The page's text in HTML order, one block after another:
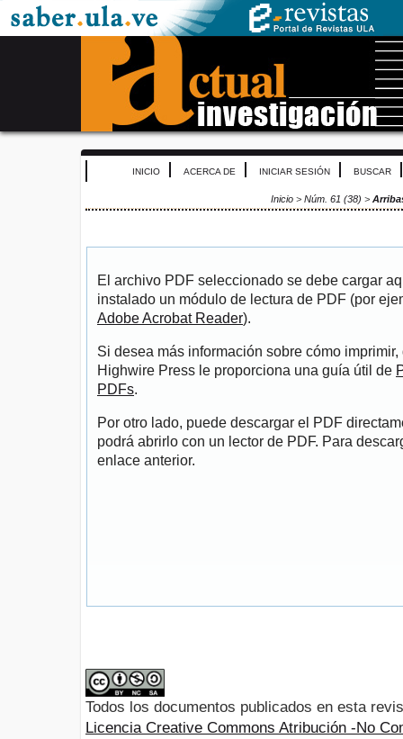
INICIO ACERCA DE INICIAR SESIÓN BUSCAR
Inicio > Núm. 61 (38) >
El archivo PDF seleccionado se debe cargar
instalado un módulo de lectura de PDF (por
Adobe Acrobat Reader).
Si desea más información sobre cómo
Highwire Press le proporciona una guía útil de
PDFs.
Por otro lado, puede descargar el PDF
podrá abrirlo con un lector de PDF. Para
enlace anterior.
Todos los documentos publicados en esta
Licencia Creative Commons Atribución -No